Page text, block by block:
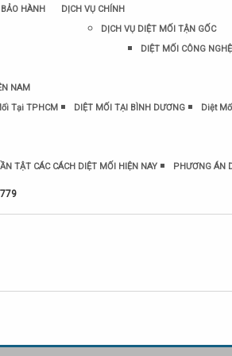
HÀNH
DỊCH VỤ CHÍNH
DỊCH VỤ DIỆT MỐI TẬN GỐC
DIỆT MỐI CÔNG
NAM
Tại TPHCM
DIỆT MỐI TẠI BÌNH DƯƠNG
Diệt
TẬT CÁC CÁCH DIỆT MỐI HIỆN NAY
PHƯƠNG ÁN